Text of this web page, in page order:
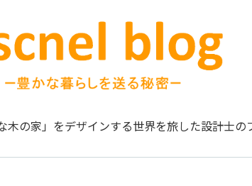
木の家」をデザインする世界を旅した設計士の